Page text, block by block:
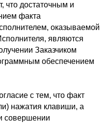
что достаточным и
факта
оказываемой
являются
Заказчиком
обеспечением
с тем, что факт
нажатия клавиши, а
совершении